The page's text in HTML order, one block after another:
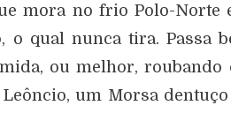
mora no frio Polo-Norte
o qual nunca tira. Passa
ou melhor,
um Morsa